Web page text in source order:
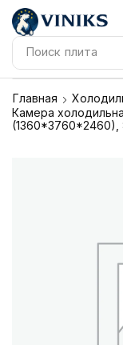
Поиск плита
Главная
Камера
(1360*3760*2460),